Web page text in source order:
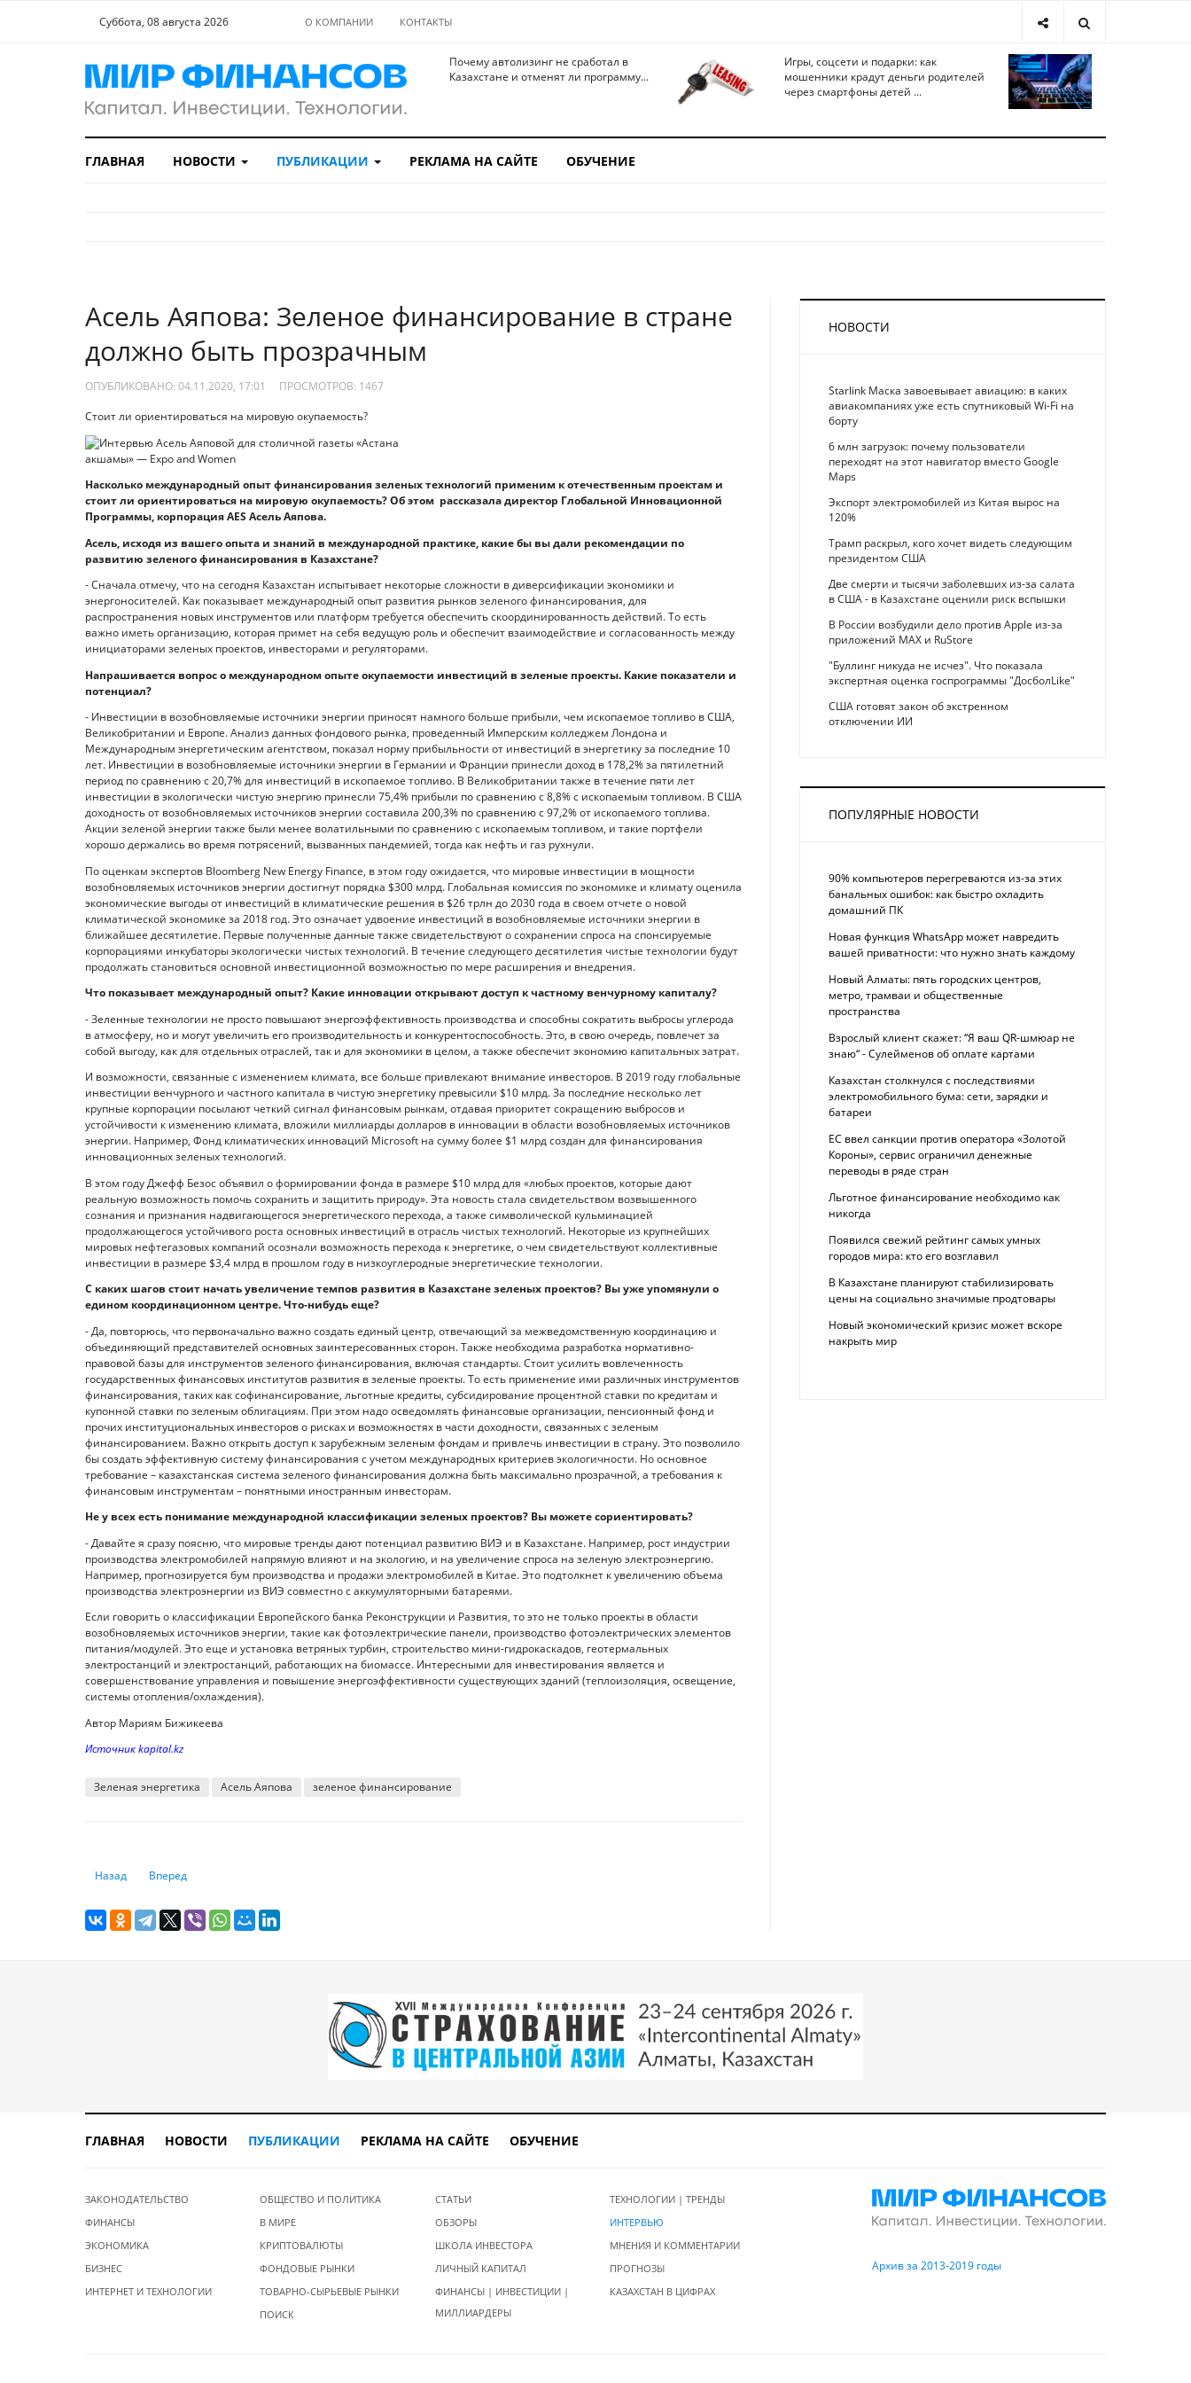
Суббота, 08 августа 2026 О КОМПАНИИ КОНТАКТЫ
Почему автолизинг не сработал в
Казахстане и отменят ли программу...
Игры, соцсети и подарки: как
мошенники крадут деньги родителей
через смартфоны детей ...
ГЛАВНАЯ НОВОСТИ ПУБЛИКАЦИИ РЕКЛАМА НА САЙТЕ ОБУЧЕНИЕ
Асель Аяпова: Зеленое финансирование в стране
должно быть прозрачным
ОПУБЛИКОВАНО: 04.11.2020, 17:01 ПРОСМОТРОВ: 1467
Стоит ли ориентироваться на мировую окупаемость?
Насколько международный опыт финансирования зеленых технологий применим к отечественным проектам и
стоит ли ориентироваться на мировую окупаемость? Об этом рассказала директор Глобальной Инновационной
Программы, корпорация AES Асель Аяпова.
Асель, исходя из вашего опыта и знаний в международной практике, какие бы вы дали рекомендации по
развитию зеленого финансирования в Казахстане?
- Сначала отмечу, что на сегодня Казахстан испытывает некоторые сложности в диверсификации экономики и
энергоносителей. Как показывает международный опыт развития рынков зеленого финансирования, для
распространения новых инструментов или платформ требуется обеспечить cкоординированность действий. То есть
важно иметь организацию, которая примет на себя ведущую роль и обеспечит взаимодействие и согласованность между
инициаторами зеленых проектов, инвесторами и регуляторами.
Напрашивается вопрос о международном опыте окупаемости инвестиций в зеленые проекты. Какие показатели и
потенциал?
- Инвестиции в возобновляемые источники энергии приносят намного больше прибыли, чем ископаемое топливо в США,
Великобритании и Европе. Анализ данных фондового рынка, проведенный Имперским колледжем Лондона и
Международным энергетическим агентством, показал норму прибыльности от инвестиций в энергетику за последние 10
лет. Инвестиции в возобновляемые источники энергии в Германии и Франции принесли доход в 178,2% за пятилетний
период по сравнению с 20,7% для инвестиций в ископаемое топливо. В Великобритании также в течение пяти лет
инвестиции в экологически чистую энергию принесли 75,4% прибыли по сравнению с 8,8% с ископаемым топливом. В США
доходность от возобновляемых источников энергии составила 200,3% по сравнению с 97,2% от ископаемого топлива.
Акции зеленой энергии также были менее волатильными по сравнению с ископаемым топливом, и такие портфели
хорошо держались во время потрясений, вызванных пандемией, тогда как нефть и газ рухнули.
По оценкам экспертов Bloomberg New Energy Finance, в этом году ожидается, что мировые инвестиции в мощности
возобновляемых источников энергии достигнут порядка $300 млрд. Глобальная комиссия по экономике и климату оценила
экономические выгоды от инвестиций в климатические решения в $26 трлн до 2030 года в своем отчете о новой
климатической экономике за 2018 год. Это означает удвоение инвестиций в возобновляемые источники энергии в
ближайшее десятилетие. Первые полученные данные также свидетельствуют о сохранении спроса на спонсируемые
корпорациями инкубаторы экологически чистых технологий. В течение следующего десятилетия чистые технологии будут
продолжать становиться основной инвестиционной возможностью по мере расширения и внедрения.
Что показывает международный опыт? Какие инновации открывают доступ к частному венчурному капиталу?
- Зеленные технологии не просто повышают энергоэффективность производства и способны сократить выбросы углерода
в атмосферу, но и могут увеличить его производительность и конкурентоспособность. Это, в свою очередь, повлечет за
собой выгоду, как для отдельных отраслей, так и для экономики в целом, а также обеспечит экономию капитальных затрат.
И возможности, связанные с изменением климата, все больше привлекают внимание инвесторов. В 2019 году глобальные
инвестиции венчурного и частного капитала в чистую энергетику превысили $10 млрд. За последние несколько лет
крупные корпорации посылают четкий сигнал финансовым рынкам, отдавая приоритет сокращению выбросов и
устойчивости к изменению климата, вложили миллиарды долларов в инновации в области возобновляемых источников
энергии. Например, Фонд климатических инноваций Microsoft на сумму более $1 млрд создан для финансирования
инновационных зеленых технологий.
В этом году Джефф Безос объявил о формировании фонда в размере $10 млрд для «любых проектов, которые дают
реальную возможность помочь сохранить и защитить природу». Эта новость стала свидетельством возвышенного
сознания и признания надвигающегося энергетического перехода, а также символической кульминацией
продолжающегося устойчивого роста основных инвестиций в отрасль чистых технологий. Некоторые из крупнейших
мировых нефтегазовых компаний осознали возможность перехода к энергетике, о чем свидетельствуют коллективные
инвестиции в размере $3,4 млрд в прошлом году в низкоуглеродные энергетические технологии.
С каких шагов стоит начать увеличение темпов развития в Казахстане зеленых проектов? Вы уже упомянули о
едином координационном центре. Что-нибудь еще?
- Да, повторюсь, что первоначально важно создать единый центр, отвечающий за межведомственную координацию и
объединяющий представителей основных заинтересованных сторон. Также необходима разработка нормативно-
правовой базы для инструментов зеленого финансирования, включая стандарты. Стоит усилить вовлеченность
государственных финансовых институтов развития в зеленые проекты. То есть применение ими различных инструментов
финансирования, таких как софинансирование, льготные кредиты, субсидирование процентной ставки по кредитам и
купонной ставки по зеленым облигациям. При этом надо осведомлять финансовые организации, пенсионный фонд и
прочих институциональных инвесторов о рисках и возможностях в части доходности, связанных с зеленым
финансированием. Важно открыть доступ к зарубежным зеленым фондам и привлечь инвестиции в страну. Это позволило
бы создать эффективную систему финансирования с учетом международных критериев экологичности. Но основное
требование – казахстанская система зеленого финансирования должна быть максимально прозрачной, а требования к
финансовым инструментам – понятными иностранным инвесторам.
Не у всех есть понимание международной классификации зеленых проектов? Вы можете сориентировать?
- Давайте я сразу поясню, что мировые тренды дают потенциал развитию ВИЭ и в Казахстане. Например, рост индустрии
производства электромобилей напрямую влияют и на экологию, и на увеличение спроса на зеленую электроэнергию.
Например, прогнозируется бум производства и продажи электромобилей в Китае. Это подтолкнет к увеличению объема
производства электроэнергии из ВИЭ совместно с аккумуляторными батареями.
Если говорить о классификации Европейского банка Реконструкции и Развития, то это не только проекты в области
возобновляемых источников энергии, такие как фотоэлектрические панели, производство фотоэлектрических элементов
питания/модулей. Это еще и установка ветряных турбин, строительство мини-гидрокаскадов, геотермальных
электростанций и электростанций, работающих на биомассе. Интересными для инвестирования является и
совершенствование управления и повышение энергоэффективности существующих зданий (теплоизоляция, освещение,
системы отопления/охлаждения).
Автор Мариям Бижикеева
Источник kapital.kz
Зеленая энергетика Асель Аяпова зеленое финансирование
Предыдущий: Станут ли краудфандинговые платформы конкурентами для банков
Назад Следующий: Чем занимается Фонд проблемных кредитов, и как помогают ипотечным заемщикам - интервью с Бериком Шолпанкуловым
Вперед
НОВОСТИ
Starlink Маска завоевывает авиацию: в каких
авиакомпаниях уже есть спутниковый Wi-Fi на
борту
6 млн загрузок: почему пользователи
переходят на этот навигатор вместо Google
Maps
Экспорт электромобилей из Китая вырос на
120%
Трамп раскрыл, кого хочет видеть следующим
президентом США
Две смерти и тысячи заболевших из-за салата
в США - в Казахстане оценили риск вспышки
В России возбудили дело против Apple из-за
приложений MAX и RuStore
"Буллинг никуда не исчез". Что показала
экспертная оценка госпрограммы "ДосболLike"
США готовят закон об экстренном
отключении ИИ
ПОПУЛЯРНЫЕ НОВОСТИ
90% компьютеров перегреваются из-за этих
банальных ошибок: как быстро охладить
домашний ПК
Новая функция WhatsApp может навредить
вашей приватности: что нужно знать каждому
Новый Алматы: пять городских центров,
метро, трамваи и общественные
пространства
Взрослый клиент скажет: “Я ваш QR-шмюар не
знаю“ - Сулейменов об оплате картами
Казахстан столкнулся с последствиями
электромобильного бума: сети, зарядки и
батареи
ЕС ввел санкции против оператора «Золотой
Короны», сервис ограничил денежные
переводы в ряде стран
Льготное финансирование необходимо как
никогда
Появился свежий рейтинг самых умных
городов мира: кто его возглавил
В Казахстане планируют стабилизировать
цены на социально значимые продтовары
Новый экономический кризис может вскоре
накрыть мир
ГЛАВНАЯ НОВОСТИ ПУБЛИКАЦИИ РЕКЛАМА НА САЙТЕ ОБУЧЕНИЕ
ЗАКОНОДАТЕЛЬСТВО
ФИНАНСЫ
ЭКОНОМИКА
БИЗНЕС
ИНТЕРНЕТ И ТЕХНОЛОГИИ
ОБЩЕСТВО И ПОЛИТИКА
В МИРЕ
КРИПТОВАЛЮТЫ
ФОНДОВЫЕ РЫНКИ
ТОВАРНО-СЫРЬЕВЫЕ РЫНКИ
ПОИСК
СТАТЬИ
ОБЗОРЫ
ШКОЛА ИНВЕСТОРА
ЛИЧНЫЙ КАПИТАЛ
ФИНАНСЫ | ИНВЕСТИЦИИ |
МИЛЛИАРДЕРЫ
ТЕХНОЛОГИИ | ТРЕНДЫ
ИНТЕРВЬЮ
МНЕНИЯ И КОММЕНТАРИИ
ПРОГНОЗЫ
КАЗАХСТАН В ЦИФРАХ
Архив за 2013-2019 годы